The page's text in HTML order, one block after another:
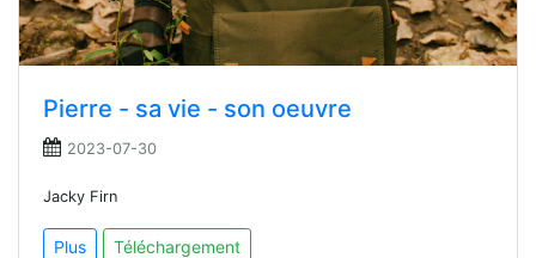
Pierre - sa vie - son oeuvre
2023-07-30
Jacky Firn
Plus Téléchargement